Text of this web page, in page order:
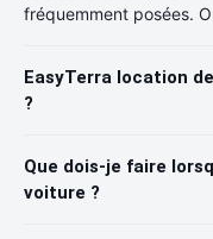
fréquemment posées.
EasyTerra location
?
Que dois-je faire
voiture ?